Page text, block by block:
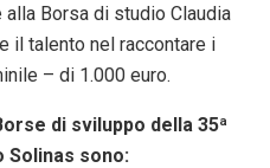
Borsa di studio Claudia
il talento nel raccontare i
– di 1.000 euro.
di sviluppo della 35ª
Solinas sono: